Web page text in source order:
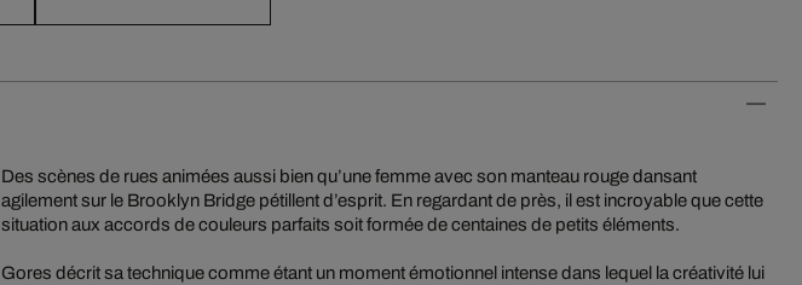
Des scènes de rues animées aussi bien qu’une femme avec son manteau rouge dansant
agilement sur le Brooklyn Bridge pétillent d’esprit. En regardant de près, il est incroyable que cette
situation aux accords de couleurs parfaits soit formée de centaines de petits éléments.
Gores décrit sa technique comme étant un moment émotionnel intense dans lequel la créativité lui